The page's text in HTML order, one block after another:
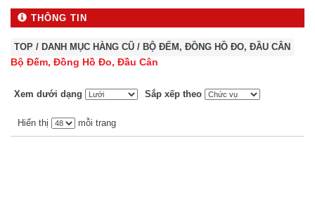
THÔNG TIN
TOP / DANH MỤC HÀNG CŨ / BỘ ĐẾM, ĐỒNG HỒ ĐO, ĐẦU CÂN
Bộ Đếm, Đồng Hồ Đo, Đầu Cân
Xem dưới dạng Sắp xếp theo
Hiển thị mỗi trang